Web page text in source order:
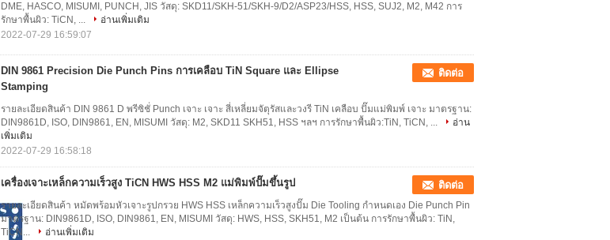
DME, HASCO, MISUMI, PUNCH, JIS วัสดุ: SKD11/SKH-51/SKH-9/D2/ASP23/HSS, HSS, SUJ2, M2, M42 การ
รักษาพื้นผิว: TiCN, ...
อ่านเพิ่มเติม
2022-07-29 16:59:07
DIN 9861 Precision Die Punch Pins การเคลือบ TiN Square และ Ellipse
Stamping
ติดต่อ
รายละเอียดสินค้า DIN 9861 D พรีซิชั่ Punch เจาะ เจาะ สี่เหลี่ยมจัตุรัสและวงรี TiN เคลือบ ปั๊มแม่พิมพ์ เจาะ มาตรฐาน:
DIN9861D, ISO, DIN9861, EN, MISUMI วัสดุ: M2, SKD11 SKH51, HSS ฯลฯ การรักษาพื้นผิว:TiN, TiCN, ...
อ่าน
เพิ่มเติม
2022-07-29 16:58:18
เครื่องเจาะเหล็กความเร็วสูง TiCN HWS HSS M2 แม่พิมพ์ปั๊มขึ้นรูป ติดต่อ
รายละเอียดสินค้า หมัดพร้อมหัวเจาะรูปกรวย HWS HSS เหล็กความเร็วสูงปั๊ม Die Tooling กำหนดเอง Die Punch Pin
มาตรฐาน: DIN9861D, ISO, DIN9861, EN, MISUMI วัสดุ: HWS, HSS, SKH51, M2 เป็นต้น การรักษาพื้นผิว: TiN,
TiCN...
อ่านเพิ่มเติม